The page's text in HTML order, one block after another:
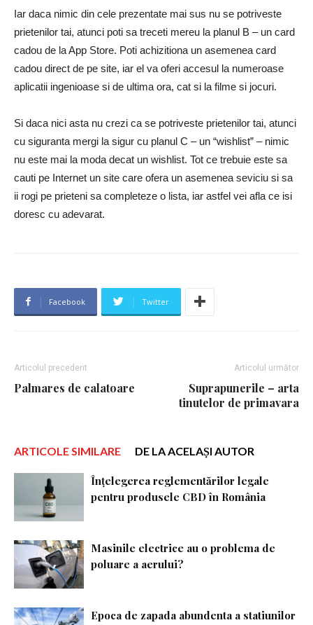
Iar daca nimic din cele prezentate mai sus nu se potriveste
prietenilor tai, atunci poti sa treceti mereu la planul B – un card
cadou de la App Store. Poti achizitiona un asemenea card
cadou direct de pe site, iar el va oferi accesul la numeroase
aplicatii ingenioase si de ultima ora, cat si la filme si jocuri.
Si daca nici asta nu crezi ca se potriveste prietenilor tai, atunci
cu siguranta mergi la sigur cu planul C – un “wishlist” – nimic
nu este mai la moda decat un wishlist. Tot ce trebuie este sa
cauti pe Internet un site care ofera un asemenea seviciu si sa
ii rogi pe prieteni sa completeze o lista, iar astfel vei afla ce isi
doresc cu adevarat.
Facebook Twitter
Articolul precedent
Palmares de calatoare
Articolul următor
Suprapunerile – arta
tinutelor de primavara
ARTICOLE SIMILARE DE LA ACELAȘI AUTOR
Înțelegerea reglementărilor legale
pentru produsele CBD în România
Masinile electrice au o problema de
poluare a aerului?
Epoca de zapada abundenta a statiunilor